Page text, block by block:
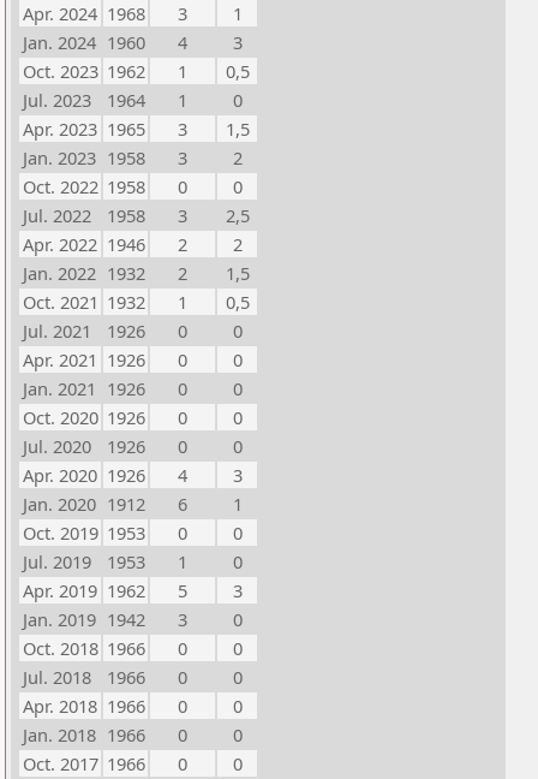
Apr. 2024 1968 3
1
Jan. 2024 1960 4
3
Oct. 2023 1962 1
0,5
Jul. 2023
1964 1
0
Apr. 2023 1965 3
1,5
Jan. 2023 1958 3
2
Oct. 2022 1958 0
0
Jul. 2022
1958 3
2,5
Apr. 2022 1946 2
2
Jan. 2022 1932 2
1,5
Oct. 2021 1932 1
0,5
Jul. 2021
1926 0
0
Apr. 2021 1926 0
0
Jan. 2021 1926 0
0
Oct. 2020 1926 0
0
Jul. 2020
1926 0
0
Apr. 2020 1926 4
3
Jan. 2020 1912 6
1
Oct. 2019 1953 0
0
Jul. 2019
1953 1
0
Apr. 2019 1962 5
3
Jan. 2019 1942 3
0
Oct. 2018 1966 0
0
Jul. 2018
1966 0
0
Apr. 2018 1966 0
0
Jan. 2018 1966 0
0
Oct. 2017 1966 0
0